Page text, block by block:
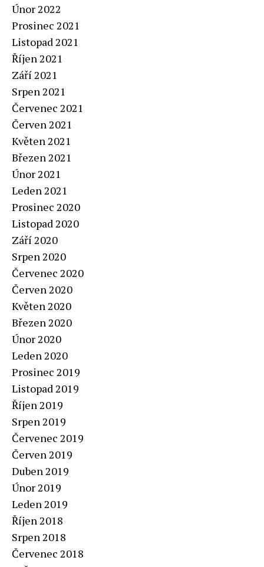
Únor 2022
Prosinec 2021
Listopad 2021
Říjen 2021
Září 2021
Srpen 2021
Červenec 2021
Červen 2021
Květen 2021
Březen 2021
Únor 2021
Leden 2021
Prosinec 2020
Listopad 2020
Září 2020
Srpen 2020
Červenec 2020
Červen 2020
Květen 2020
Březen 2020
Únor 2020
Leden 2020
Prosinec 2019
Listopad 2019
Říjen 2019
Srpen 2019
Červenec 2019
Červen 2019
Duben 2019
Únor 2019
Leden 2019
Říjen 2018
Srpen 2018
Červenec 2018